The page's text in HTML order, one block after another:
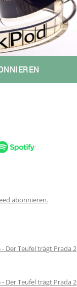
abonnieren.
- Der Teufel trägt Prada 2
- Der Teufel trägt Prada 2